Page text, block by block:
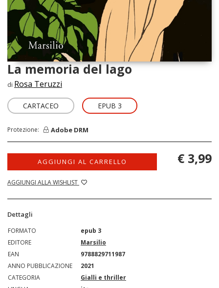
La memoria del lago
di Rosa Teruzzi
CARTACEO EPUB 3
Protezione: Adobe DRM
AGGIUNGI AL CARRELLO
AGGIUNGI ALLA WISHLIST
€ 3,99
Dettagli
FORMATO
epub 3
EDITORE
Marsilio
EAN
9788829711987
ANNO PUBBLICAZIONE
2021
CATEGORIA
Gialli e thriller